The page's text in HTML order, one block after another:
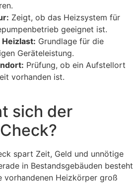
Zeigt, ob das Heizsystem für
geeignet ist.
Grundlage für die
Geräteleistung.
Prüfung, ob ein Aufstellort
vorhanden ist.
sich der
spart Zeit, Geld und unnötige
in Bestandsgebäuden besteht
Heizkörper groß